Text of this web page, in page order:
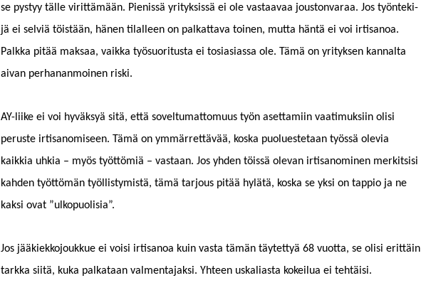
se pystyy tälle virit­tämään. Pienis­sä yri­tyk­sis­sä ei ole vas­taavaa jous­ton­va­raa. Jos työn­tek­i­
jä ei selviä töistään, hänen tilalleen on palkat­ta­va toinen, mut­ta hän­tä ei voi irti­sanoa.
Palk­ka pitää mak­saa, vaik­ka työ­suori­tus­ta ei tosi­asi­as­sa ole. Tämä on yri­tyk­sen kannal­ta
aivan per­hanan­moinen riski.
AY-liike ei voi hyväksyä sitä, että sovel­tumat­to­muus työn aset­tami­in vaa­timuk­si­in olisi
peruste irti­sanomiseen. Tämä on ymmär­ret­tävää, kos­ka puolueste­taan työssä ole­via
kaikkia uhkia – myös työt­tömiä – vas­taan. Jos yhden töis­sä ole­van irti­sanomi­nen merk­it­sisi
kah­den työt­tömän työl­listymistä, tämä tar­jous pitää hylätä, kos­ka se yksi on tap­pio ja ne
kak­si ovat ”ulkop­uolisia”.
Jos jääkiekko­joukkue ei voisi irti­sanoa kuin vas­ta tämän täytet­tyä 68 vuot­ta, se olisi erit­täin
tark­ka siitä, kuka palkataan val­men­ta­jak­si. Yhteen uskalias­ta kokeilua ei tehtäisi.